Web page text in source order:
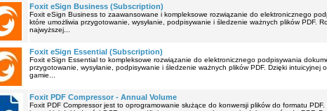
Foxit eSign Business (Subscription)
Foxit eSign Business to zaawansowane i kompleksowe rozwiązanie do elektronicznego
które umożliwia przygotowanie, wysyłanie, podpisywanie i śledzenie ważnych plików PDF.
najwyższej...
Foxit eSign Essential (Subscription)
Foxit eSign Essential to kompleksowe rozwiązanie do elektronicznego podpisywania
przygotowanie, wysyłanie, podpisywanie i śledzenie ważnych plików PDF. Dzięki intuicyjnej
gamie...
Foxit PDF Compressor - Annual Volume
Foxit PDF Compressor jest to oprogramowanie służące do konwersji plików do formatu